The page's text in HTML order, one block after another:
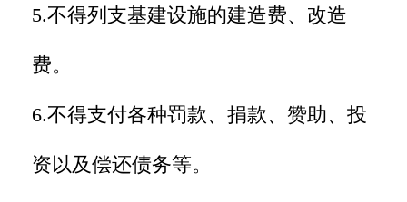
5.不得列支基建设施的建造费、改造
费。
6.不得支付各种罚款、捐款、赞助、投
资以及偿还债务等。